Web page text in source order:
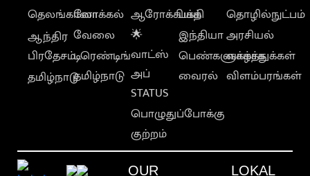
தெலங்கானா
ஆந்திர
பிரதேசம்
தமிழ்நாடு
லோக்கல்
வேலை
டிரெண்டிங்
தமிழ்நாடு
ஆரோக்கியம்
🌟
வாட்ஸ்
அப்
STATUS
பொழுதுப்போக்கு
குற்றம்
பக்தி
இந்தியா
பெண்களுக்காக
வைரல்
தொழில்நுட்பம்
அரசியல்
வாழ்த்துக்கள்
விளம்பரங்கள்
OUR LOKAL